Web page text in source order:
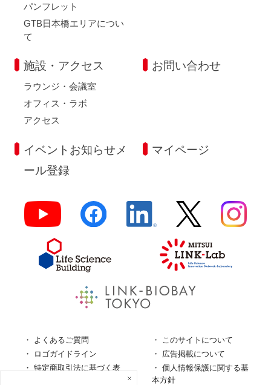
パンフレット
GTB日本橋エリアについ
て
施設・アクセス
ラウンジ・会議室
オフィス・ラボ
アクセス
お問い合わせ
イベントお知らせメ
ール登録
マイページ
よくあるご質問
このサイトについて
ロゴガイドライン
広告掲載について
特定商取引法に基づく表
個人情報保護に関する基
本方針